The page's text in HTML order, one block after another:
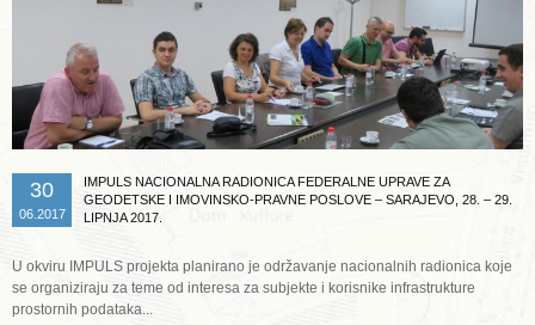
30
06.2017
IMPULS NACIONALNA RADIONICA FEDERALNE UPRAVE ZA
GEODETSKE I IMOVINSKO-PRAVNE POSLOVE – SARAJEVO, 28. – 29.
LIPNJA 2017.
U okviru IMPULS projekta planirano je održavanje nacionalnih radionica koje
se organiziraju za teme od interesa za subjekte i korisnike infrastrukture
prostornih podataka...